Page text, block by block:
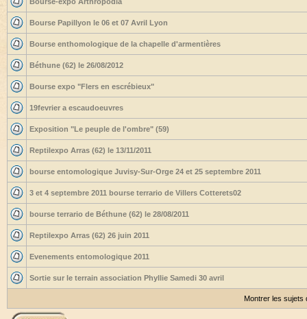
Bourse Papillyon le 06 et 07 Avril Lyon
Bourse enthomologique de la chapelle d'armentières
Béthune (62) le 26/08/2012
Bourse expo "Flers en escrébieux"
19fevrier a escaudoeuvres
Exposition "Le peuple de l'ombre" (59)
Reptilexpo Arras (62) le 13/11/2011
bourse entomologique Juvisy-Sur-Orge 24 et 25 septembre 2011
3 et 4 septembre 2011 bourse terrario de Villers Cotterets02
bourse terrario de Béthune (62) le 28/08/2011
Reptilexpo Arras (62) 26 juin 2011
Evenements entomologique 2011
Sortie sur le terrain association Phyllie Samedi 30 avril
Montrer les sujets